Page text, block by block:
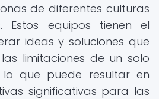
de diferentes culturas
Estos equipos tienen el
ideas y soluciones que
limitaciones de un solo
lo que puede resultar en
significativas para las